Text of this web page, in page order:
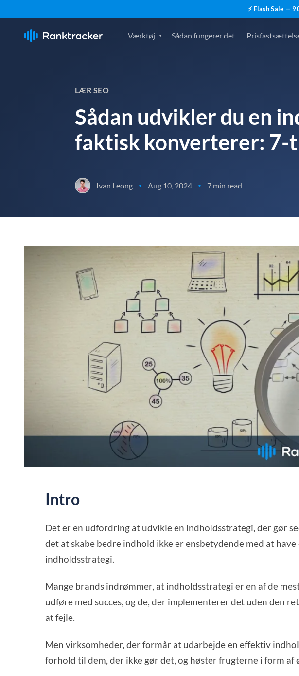
⚡ Flash Sale —
Værktøj Sådan fungerer det
LÆR SEO
Sådan udvikler du en
faktisk konverterer: 7-
Ivan Leong • Aug 10, 2024 • 7 min read
Intro
Det er en udfordring at udvikle en indholdsstrategi, der gør
det at skabe bedre indhold ikke er ensbetydende med at
indholdsstrategi.
Mange brands indrømmer, at indholdsstrategi er en af de
udføre med succes, og de, der implementerer det uden den
at fejle.
Men virksomheder, der formår at udarbejde en effektiv
forhold til dem, der ikke gør det, og høster frugterne i form af